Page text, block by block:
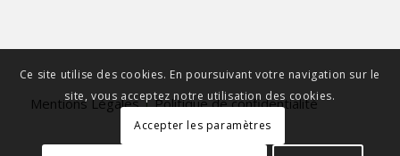
Mentions Légales|Politique de confidentialité
Ce site utilise des cookies. En poursuivant votre navigation sur le
site, vous acceptez notre utilisation des cookies.
Accepter les paramètres